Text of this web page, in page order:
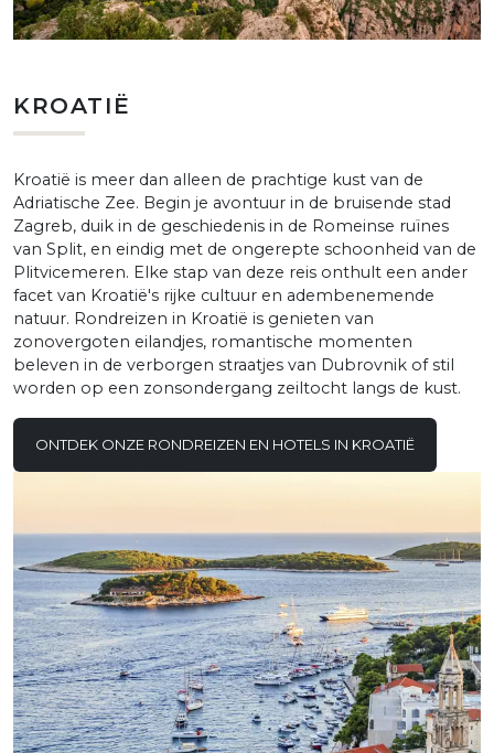
KROATIË
Kroatië is meer dan alleen de prachtige kust van de
Adriatische Zee. Begin je avontuur in de bruisende stad
Zagreb, duik in de geschiedenis in de Romeinse ruïnes
van Split, en eindig met de ongerepte schoonheid van de
Plitvicemeren. Elke stap van deze reis onthult een ander
facet van Kroatië's rijke cultuur en adembenemende
natuur. Rondreizen in Kroatië is genieten van
zonovergoten eilandjes, romantische momenten
beleven in de verborgen straatjes van Dubrovnik of stil
worden op een zonsondergang zeiltocht langs de kust.
ONTDEK ONZE RONDREIZEN EN HOTELS IN KROATIË